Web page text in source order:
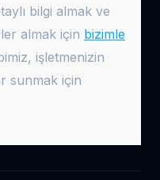
bilgi almak ve
almak için bizimle
işletmenizin
sunmak için